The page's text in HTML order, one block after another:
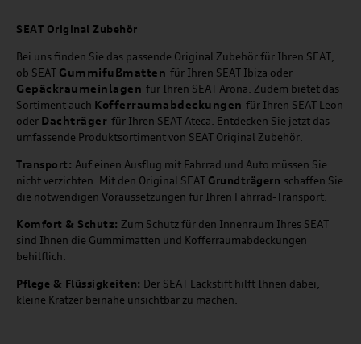
SEAT Original Zubehör
Bei uns finden Sie das passende Original Zubehör für Ihren SEAT,
ob SEAT Gummifußmatten für Ihren SEAT Ibiza oder
Gepäckraumeinlagen für Ihren SEAT Arona. Zudem bietet das
Sortiment auch Kofferraumabdeckungen für Ihren SEAT Leon
oder Dachträger für Ihren SEAT Ateca. Entdecken Sie jetzt das
umfassende Produktsortiment von SEAT Original Zubehör.
Transport: Auf einen Ausflug mit Fahrrad und Auto müssen Sie
nicht verzichten. Mit den Original SEAT Grundträgern schaffen Sie
die notwendigen Voraussetzungen für Ihren Fahrrad-Transport.
Komfort & Schutz: Zum Schutz für den Innenraum Ihres SEAT
sind Ihnen die Gummimatten und Kofferraumabdeckungen
behilflich.
Pflege & Flüssigkeiten: Der SEAT Lackstift hilft Ihnen dabei,
kleine Kratzer beinahe unsichtbar zu machen.